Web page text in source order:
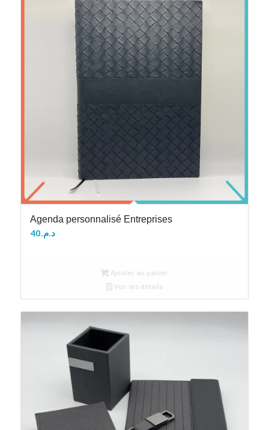
Agenda personnalisé Entreprises
د.م.40
Ajouter au panier
Voir les détails